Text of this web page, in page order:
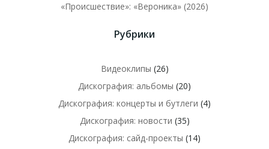
«Происшествие»: «Вероника» (2026)
Рубрики
Видеоклипы (26)
Дискография: альбомы (20)
Дискография: концерты и бутлеги (4)
Дискография: новости (35)
Дискография: сайд-проекты (14)